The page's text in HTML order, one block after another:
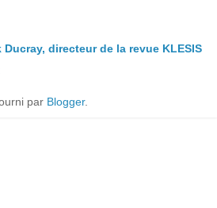
directeur de la revue KLESIS
par Blogger.